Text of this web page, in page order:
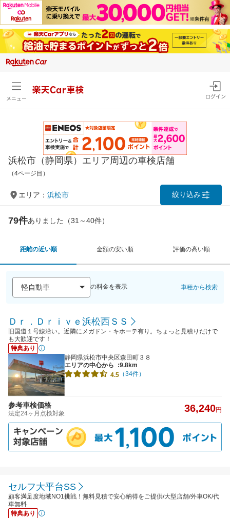
メニュー
楽天Car車検
ログイン
浜松市（静岡県）エリア周辺の車検店舗
（4ページ目）
エリア： 浜松市 絞り込み
79件ありました（31～40件）
距離の近い順 金額の安い順 評価の高い順
の料金を表示 車種から検索
Ｄｒ．Ｄｒｉｖｅ浜松西ＳＳ
旧国道１号線沿い。近隣にメガドン・キホーテ有り。ちょっと見積りだけで
も大歓迎です！
特典あり
静岡県浜松市中央区森田町３８
エリアの中心から
:9.8km
4.5 （34件）
参考車検価格
法定24ヶ月点検対象 36,240円
セルフ大平台SS
顧客満足度地域NO1挑戦！無料見積で安心納得をご提供/大型店舗/外車OK/代
車無料
特典あり